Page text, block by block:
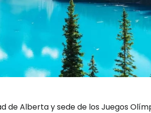
de Alberta y sede de los Juegos